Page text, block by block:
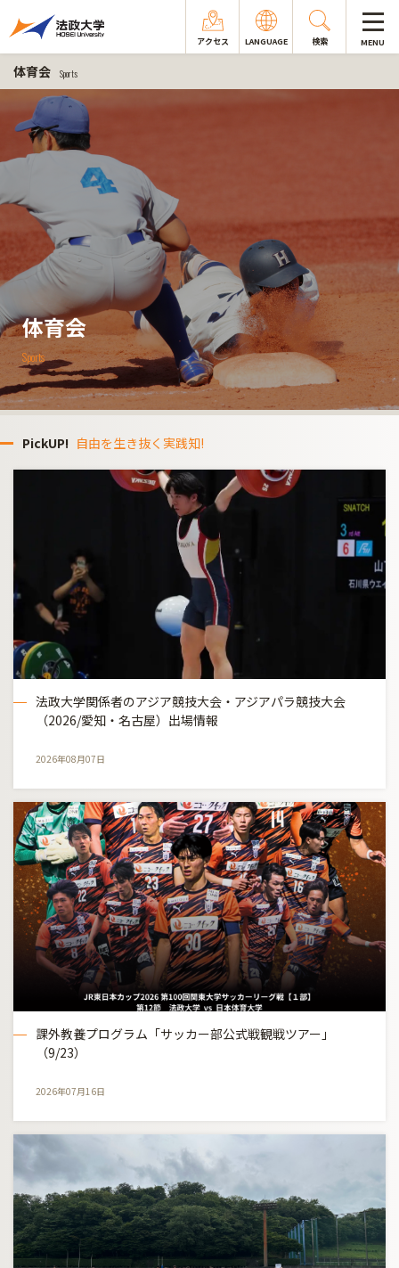
アクセス LANGUAGE 検索 MENU
体育会 Sports
体育会
Sports
PickUP! 自由を生き抜く実践知!
法政大学関係者のアジア競技大会・アジアパラ競技大会
（2026/愛知・名古屋）出場情報
2026年08月07日
課外教養プログラム「サッカー部公式戦観戦ツアー」
（9/23）
2026年07月16日